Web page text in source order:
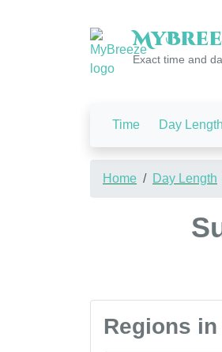
My
Exact time and
Time Day Length
Home Day Length
Regions